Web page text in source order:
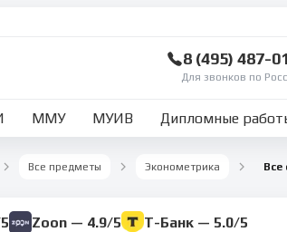
8 (495) 487-
Для звонков по
ММУ МУИВ Дипломные
Все предметы Эконометрика Все
Zoon — 4.9/5 Т-Банк — 5.0/5